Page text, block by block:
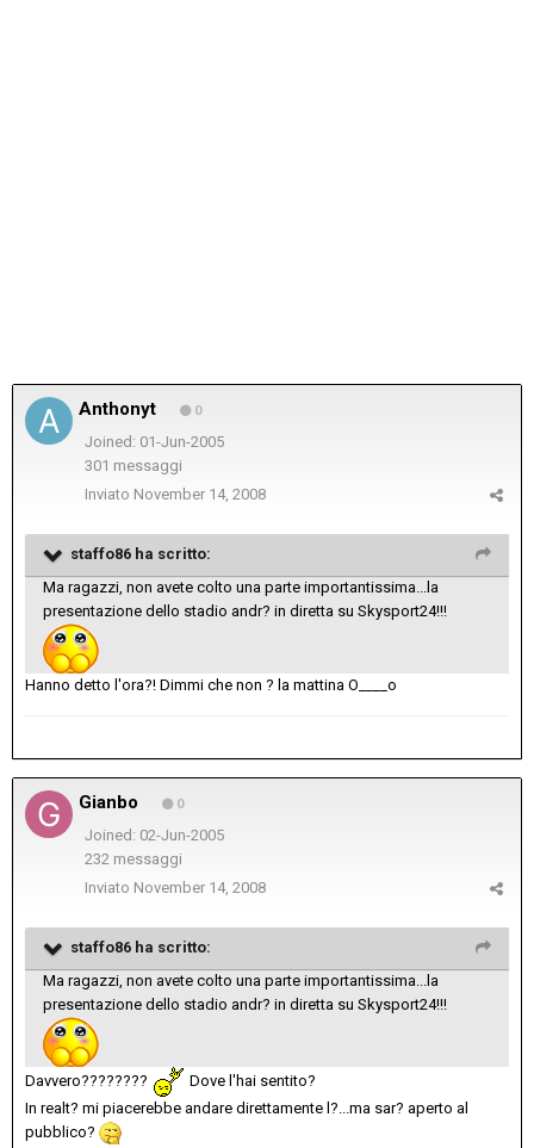
Anthonyt 0
Joined: 01-Jun-2005
301 messaggi
Inviato November 14, 2008
staffo86 ha scritto:
Ma ragazzi, non avete colto una parte importantissima...la
presentazione dello stadio andr? in diretta su Skysport24!!!
Hanno detto l'ora?! Dimmi che non ? la mattina O____o
Gianbo 0
Joined: 02-Jun-2005
232 messaggi
Inviato November 14, 2008
staffo86 ha scritto:
Ma ragazzi, non avete colto una parte importantissima...la
presentazione dello stadio andr? in diretta su Skysport24!!!
Davvero????????
Dove l'hai sentito?
In realt? mi piacerebbe andare direttamente l?...ma sar? aperto al
pubblico?